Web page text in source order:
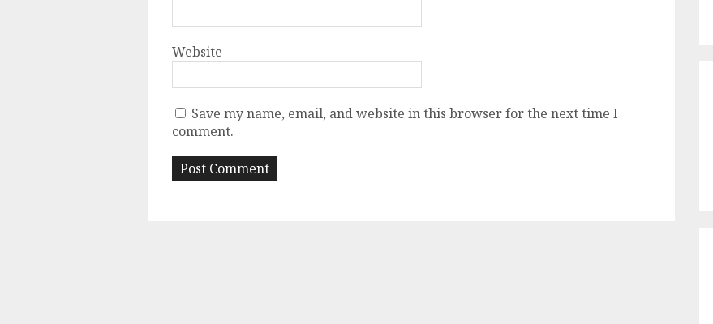
Website
Save my name, email, and website in this browser for the next time I
comment.